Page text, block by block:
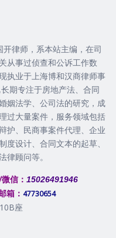
开律师，系本站主编，在司
从事过侦查和公诉工作数
执业于上海博和汉商律师事
期专注于房地产法、合同
姻法学、公司法的研究，成
过大量案件，服务领域包括
护、民商事案件代理、企业
度设计、合同文本的起草、
律顾问等。
信： 15026491946
箱： 47730654
座